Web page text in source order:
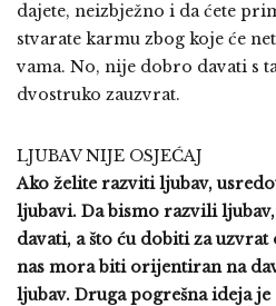
dajete, neizbježno i da ćete
stvarate karmu zbog koje će
vama. No, nije dobro davati s
dvostruko zauzvrat.
LJUBAV NIJE OSJEĆAJ
Ako želite razviti ljubav,
ljubavi. Da bismo razvili
davati, a što ću dobiti za
nas mora biti orijentiran na
ljubav. Druga pogrešna ideja je